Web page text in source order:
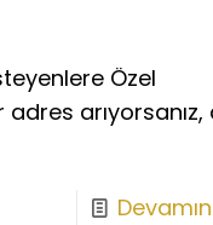
Özel
adres